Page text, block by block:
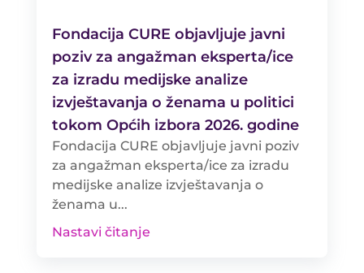
Fondacija CURE objavljuje javni
poziv za angažman eksperta/ice
za izradu medijske analize
izvještavanja o ženama u politici
tokom Općih izbora 2026. godine
Fondacija CURE objavljuje javni poziv
za angažman eksperta/ice za izradu
medijske analize izvještavanja o
ženama u...
Nastavi čitanje